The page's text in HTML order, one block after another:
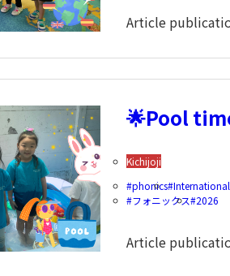
Article
🌟Pool
Kichijoji
phonics
フォニックス 2026
Article